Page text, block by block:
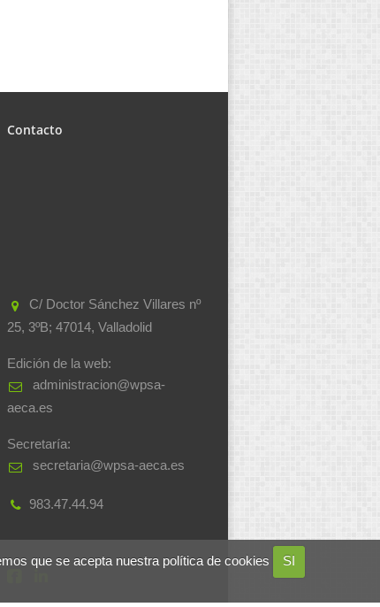
que se acepta nuestra política de cookies
SI
Contacto
C/ Doctor Sánchez Villares nº
25, 3ºB; 47014, Valladolid
Edición de la web:
administracion@wpsa-
aeca.es
Secretaría:
secretaria@wpsa-aeca.es
983.47.44.94